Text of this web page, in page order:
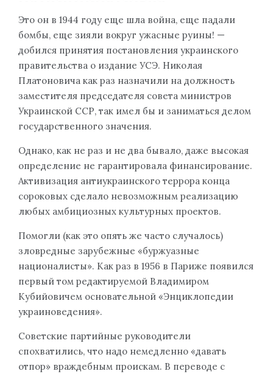
Это он в 1944 году еще шла война, еще падали
бомбы, еще зияли вокруг ужасные руины! —
добился принятия постановления украинского
правительства о издание УСЭ. Николая
Платоновича как раз назначили на должность
заместителя председателя совета министров
Украинской ССР, так имел бы и заниматься делом
государственного значения.
Однако, как не раз и не два бывало, даже высокая
определение не гарантировала финансирование.
Активизация антиукраинского террора конца
сороковых сделало невозможным реализацию
любых амбициозных культурных проектов.
Помогли (как это опять же часто случалось)
зловредные зарубежные «буржуазные
националисты». Как раз в 1956 в Париже появился
первый том редактируемой Владимиром
Кубийовичем основательной «Энциклопедии
украиноведения».
Советские партийные руководители
спохватились, что надо немедленно «давать
отпор» враждебным проискам. В переводе с